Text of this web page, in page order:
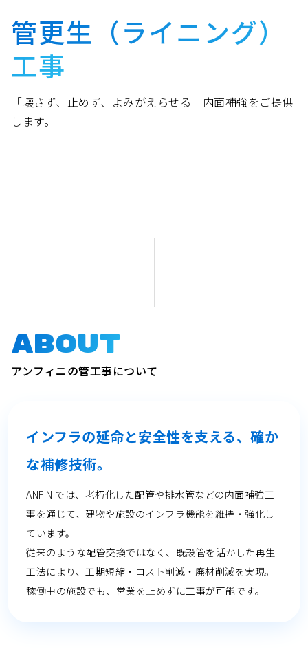
管更生（ライニング）
工事
「壊さず、止めず、よみがえらせる」内面補強をご提供
します。
ABOUT
アンフィニの管工事について
インフラの延命と安全性を支える、確か
な補修技術。
ANFINIでは、老朽化した配管や排水管などの内面補強工
事を通じて、建物や施設のインフラ機能を維持・強化し
ています。
従来のような配管交換ではなく、既設管を活かした再生
工法により、工期短縮・コスト削減・廃材削減を実現。
稼働中の施設でも、営業を止めずに工事が可能です。